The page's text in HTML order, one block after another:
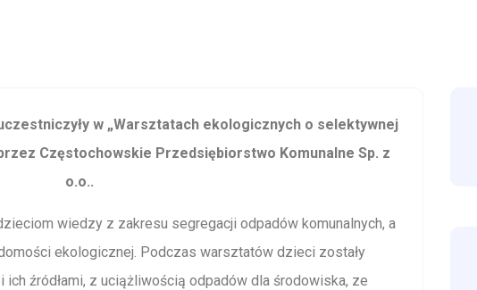
w „Warsztatach ekologicznych o selektywnej
Częstochowskie Przedsiębiorstwo Komunalne Sp. z
o.o..
wiedzy z zakresu segregacji odpadów komunalnych, a
ekologicznej. Podczas warsztatów dzieci zostały
źródłami, z uciążliwością odpadów dla środowiska, ze